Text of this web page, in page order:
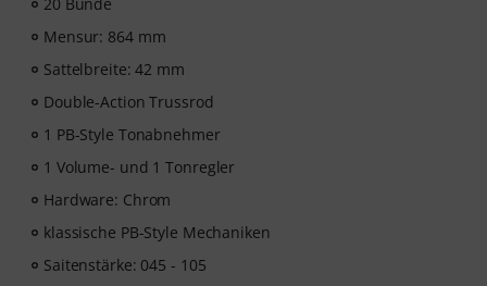
Meisterklasse und seine praktischen Übungen bekannt
ist, die jedem Bassisten weiterhelfen — vom Anfänger
bis zum Fortgeschrittenen. Entdecke strukturierte
musikalische Konzepte, die dein Bassspiel auf das
nächste Level heben werden.
den Aktivierungscode per E-Mail. Das Abonnement
endet nach Ablauf automatisch.
Mensur: 864 mm
Sattelbreite: 42 mm
Double-Action Trussrod
1 PB-Style Tonabnehmer
1 Volume- und 1 Tonregler
Hardware: Chrom
klassische PB-Style Mechaniken
Saitenstärke: 045 - 105